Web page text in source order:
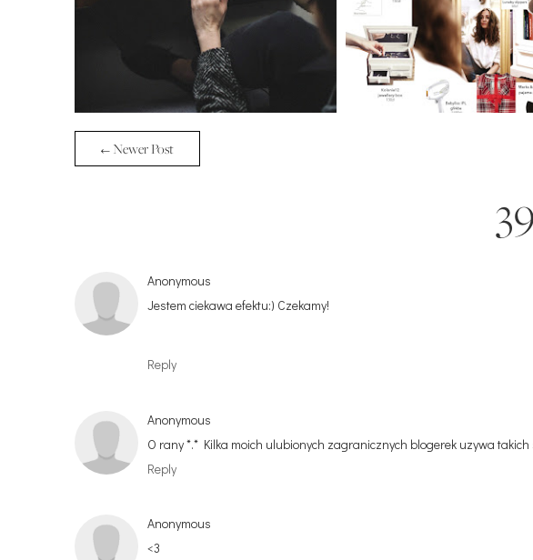
← Newer Post
Anonymous
Jestem ciekawa efektu:) Czekamy!
Reply
Anonymous
O rany *.* Kilka moich ulubionych zagranicznych blogerek uzywa
Reply
Anonymous
<3